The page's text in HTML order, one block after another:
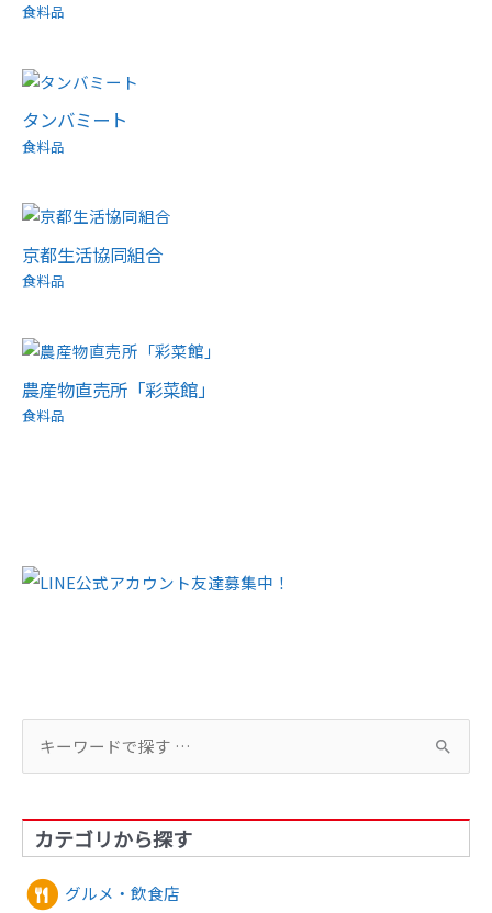
食料品
タンバミート
食料品
京都生活協同組合
食料品
農産物直売所「彩菜館」
食料品
索
象カテゴリから探す
グルメ・飲食店